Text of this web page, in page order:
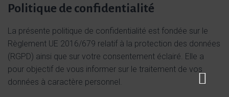
Politique de confidentialité
La présente politique de confidentialité est fondée sur le
Règlement UE 2016/679 relatif à la protection des données
(RGPD) ainsi que sur votre consentement éclairé. Elle a
pour objectif de vous informer sur le traitement de vos
données à caractère personnel.